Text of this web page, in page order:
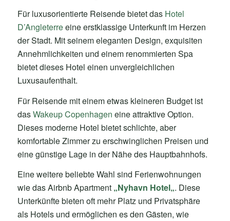
Für luxusorientierte Reisende bietet das Hotel
D’Angleterreeine erstklassige Unterkunft im Herzen
der Stadt. Mit seinem eleganten Design, exquisiten
Annehmlichkeiten und einem renommierten Spa
bietet dieses Hotel einen unvergleichlichen
Luxusaufenthalt.
Für Reisende mit einem etwas kleineren Budget ist
dasWakeup Copenhagen eine attraktive Option.
Dieses moderne Hotel bietet schlichte, aber
komfortable Zimmer zu erschwinglichen Preisen und
eine günstige Lage in der Nähe des Hauptbahnhofs.
Eine weitere beliebte Wahl sind Ferienwohnungen
wie das Airbnb Apartment „Nyhavn Hotel„. Diese
Unterkünfte bieten oft mehr Platz und Privatsphäre
als Hotels und ermöglichen es den Gästen, wie